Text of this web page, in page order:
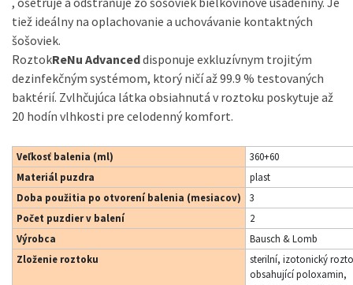
tiež ideálny na oplachovanie a uchovávanie kontaktných
šošoviek.
RoztokReNu Advanceddisponuje exkluzívnym trojitým
dezinfekčným systémom, ktorý ničí až 99.9 % testovaných
baktérií. Zvlhčujúca látka obsiahnutá v roztoku poskytuje až
20 hodín vlhkosti pre celodenný komfort.
Veľkosť balenia (ml)
360+60
Materiál puzdra
plast
Doba použitia po otvorení balenia (mesiacov)
3
Počet puzdier v balení
2
Výrobca
Bausch & Lomb
Zloženie roztoku
sterilní, izotonický
obsahující poloxamin,